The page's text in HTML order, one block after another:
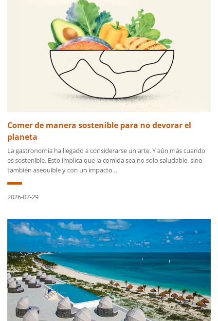
Comer de manera sostenible para no devorar el
planeta
La gastronomía ha llegado a considerarse un arte. Y aún más cuando
es sostenible. Esto implica que la comida sea no solo saludable, sino
también asequible y con un impacto…
2026-07-29